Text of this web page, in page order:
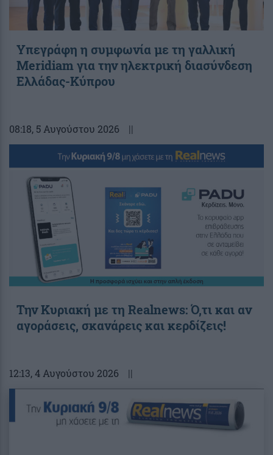
Υπεγράφη η συμφωνία με τη γαλλική
Meridiam για την ηλεκτρική διασύνδεση
Ελλάδας-Κύπρου
08:18, 5 Αυγούστου 2026 ||
Την Κυριακή με τη Realnews: Ό,τι και αν
αγοράσεις, σκανάρεις και κερδίζεις!
12:13, 4 Αυγούστου 2026 ||